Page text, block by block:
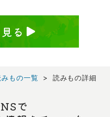
る
もの一覧 読みもの詳細
で